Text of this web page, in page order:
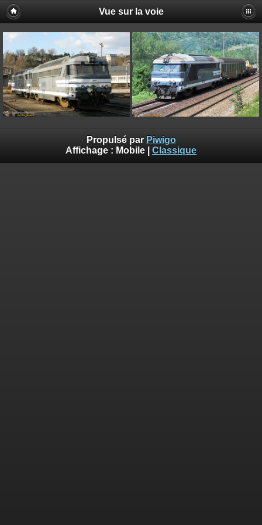
Vue sur la voie
Propulsé par Piwigo
Affichage : Mobile Classique